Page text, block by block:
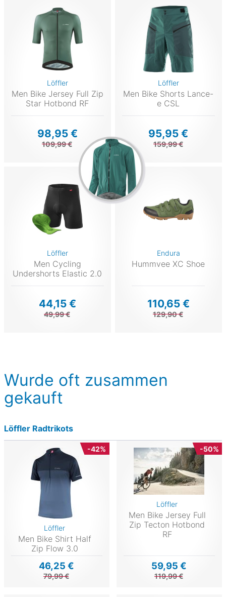
Löffler
Men Bike Jersey Full Zip
Star Hotbond RF
98,95 €
109,99 €
Löffler
Men Bike Shorts Lance-
e CSL
95,95 €
159,99 €
Löffler
Men Cycling
Undershorts Elastic 2.0
44,15 €
49,99 €
Endura
Hummvee XC Shoe
110,65 €
129,90 €
Wurde oft zusammen
gekauft
Löffler Radtrikots
-42%
Löffler
Men Bike Shirt Half
Zip Flow 3.0
46,25 €
79,99 €
-50%
Löffler
Men Bike Jersey Full
Zip Tecton Hotbond
RF
59,95 €
119,99 €